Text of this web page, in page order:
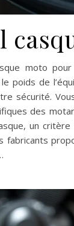
moto
poids de
sécurité.
des
un
fabricants